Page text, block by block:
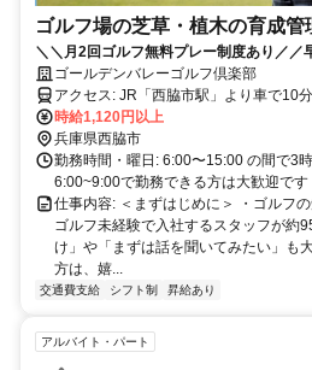
ゴルフ場の芝草・植木の育成管
＼＼月2回ゴルフ無料プレー制度あり／
未経験95%のカンタン業務
ゴールデンバレーゴルフ倶楽部
アクセス: JR「西脇市駅」より車
時給1,120円以上
兵庫県西脇市
勤務時間・曜日: 6:00〜15:00 の間で3
6:00~9:00で勤務できる方は大歓迎です
仕事内容: ＜まずはじめに＞ ・ゴルフ
ゴルフ未経験で入社するスタッフが約
け」や「まずは話を聞いてみたい」も
方は、嬉...
交通費支給 シフト制 昇給あり
アルバイト・パート